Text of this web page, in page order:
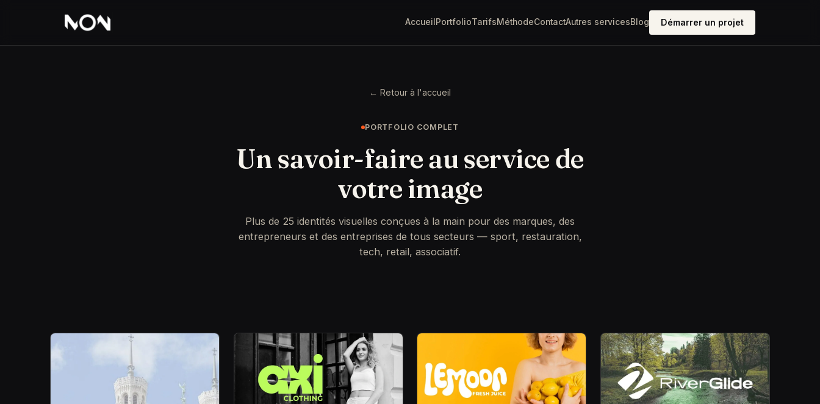
Accueil PortfolioTarifsMéthodeContactAutres servicesBlog Démarrer un projet
← Retour à l'accueil
PORTFOLIO COMPLET
Un savoir-faire au service de
votre image
Plus de 25 identités visuelles conçues à la main pour des marques, des
entrepreneurs et des entreprises de tous secteurs — sport, restauration,
tech, retail, associatif.